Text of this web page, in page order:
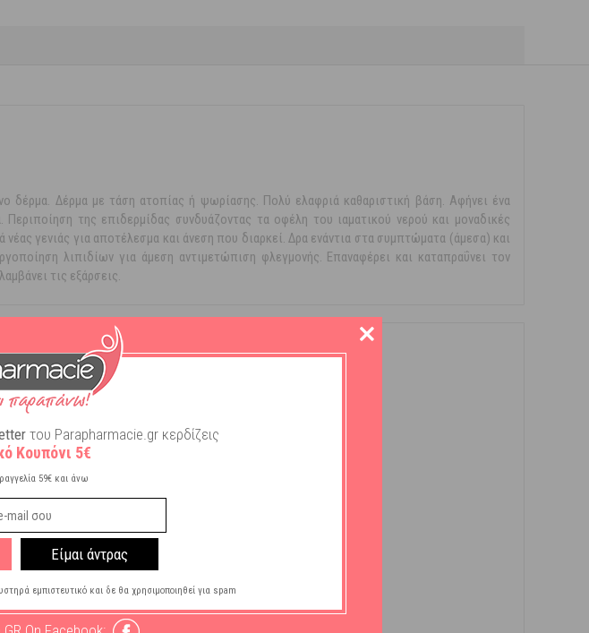
δέρμα. Δέρμα με τάση ατοπίας ή ψωρίασης. Πολύ ελαφριά καθαριστική βάση. Αφήνει ένα
της επιδερμίδας συνδυάζοντας τα οφέλη του ιαματικού νερού και μοναδικές
γενιάς για αποτέλεσμα και άνεση που διαρκεί. Δρα ενάντια στα συμπτώματα (άμεσα) και
λιπιδίων για άμεση αντιμετώπιση φλεγμονής. Επαναφέρει και καταπραΰνει τον
τις εξάρσεις.
του Parapharmacie.gr κερδίζεις
Κουπόνι 5€
59€ και άνω
Είμαι άντρας
εμπιστευτικό και δε θα χρησιμοποιηθεί για spam